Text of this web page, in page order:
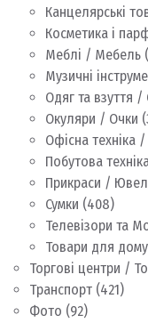
Канцелярські
Косметика і
Меблі / Мебель
Музичні
Одяг та взуття
Окуляри / Очки
Офісна техніка
Побутова
Прикраси /
Сумки (408)
Телевізори та
Товари для
Торгові центри /
Транспорт (421)
Фото (92)